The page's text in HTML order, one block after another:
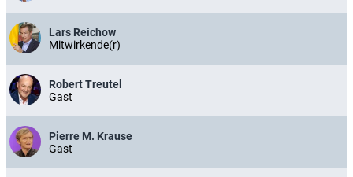
Lars Reichow
Mitwirkende(r)
Robert Treutel
Gast
Pierre M. Krause
Gast